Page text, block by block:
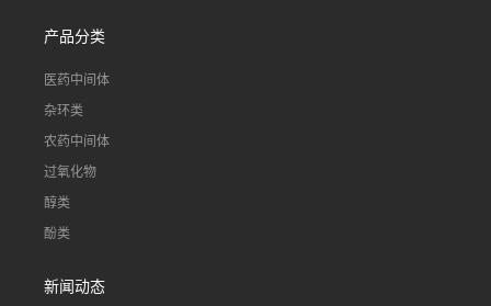
产品分类
医药中间体
杂环类
农药中间体
过氧化物
醇类
酚类
新闻动态